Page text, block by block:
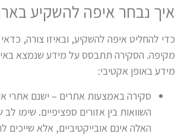
איך נבחר איפה להשקיע
כדי להחליט איפה להשקיע, ובאיזו צורה,
מקיפה. הסקירה תתבסס על מידע שנמצא
מידע באופן אקטיבי:
סקירה באמצעות אתרים – ישנם אתרי
השוואות בין אזורים ספציפיים. שימו
האלה אינם אובייקטיביים, אלא שייכים